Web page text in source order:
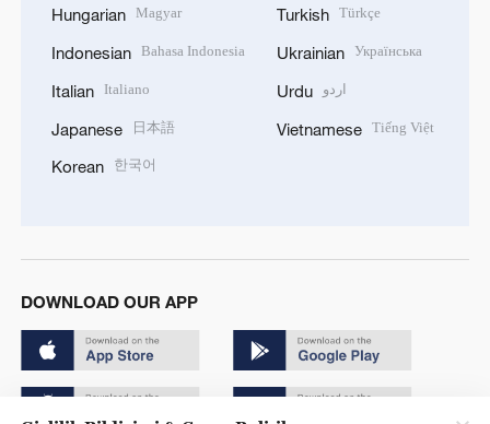
Hungarian Magyar
Indonesian Bahasa Indonesia
Italian Italiano
Japanese 日本語
Korean 한국어
Turkish Türkçe
Ukrainian Українська
Urdu اردو
Vietnamese Tiếng Việt
DOWNLOAD OUR APP